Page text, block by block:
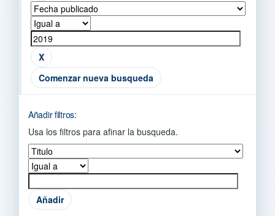
Comenzar nueva busqueda
Añadir filtros:
Usa los filtros para afinar la busqueda.